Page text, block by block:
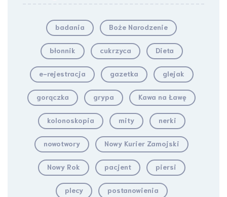
badania Boże Narodzenie
błonnik cukrzyca Dieta
e-rejestracja gazetka glejak
gorączka grypa Kawa na Ławę
kolonoskopia mity nerki
nowotwory Nowy Kurier Zamojski
Nowy Rok pacjent piersi
plecy postanowienia